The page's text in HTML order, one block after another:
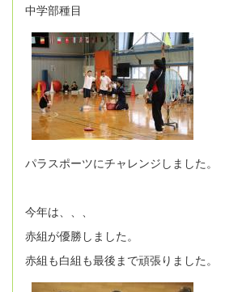
中学部種目
パラスポーツにチャレンジしました。
今年は、、、
赤組が優勝しました。
赤組も白組も最後まで頑張りました。